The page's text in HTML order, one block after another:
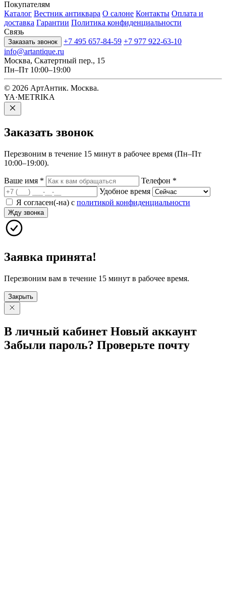
Покупателям
Каталог Вестник антиквара О салоне Контакты Оплата и
доставка Гарантии Политика конфиденциальности
Связь
Заказать звонок +7 495 657-84-59 +7 977 922-63-10
info@artantique.ru
Москва, Скатертный пер., 15
Пн–Пт 10:00–19:00
© 2026 АртАнтик. Москва.
YA·METRIKA
Заказать звонок
Перезвоним в течение 15 минут в рабочее время (Пн–Пт
10:00–19:00).
Ваше имя * Телефон *
Удобное время
Я согласен(-на) с политикой конфиденциальности
Жду звонка
Заявка принята!
Перезвоним вам в течение 15 минут в рабочее время.
Закрыть
В личный кабинет Новый аккаунт
Забыли пароль? Проверьте почту